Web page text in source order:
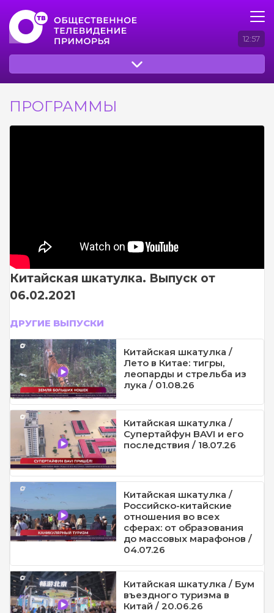
12:57
ПРОГРАММЫ
Китайская шкатулка. Выпуск от
06.02.2021
ДРУГИЕ ВЫПУСКИ
Китайская шкатулка /
Лето в Китае: тигры,
леопарды и стрельба из
лука / 01.08.26
Китайская шкатулка /
Супертайфун BAVI и его
последствия / 18.07.26
Китайская шкатулка /
Российско-китайские
отношения во всех
сферах: от образования
до массовых марафонов /
04.07.26
Китайская шкатулка / Бум
въездного туризма в
Китай / 20.06.26